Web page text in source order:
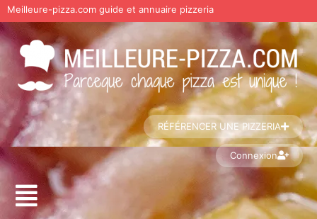
Aller
au
contenu
Meilleure-pizza.com guide et annuaire pizzeria
RÉFÉRENCER UNE PIZZERIA
Connexion